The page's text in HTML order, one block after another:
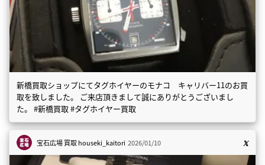
新橋買取ショップにてタグホイヤーのモナコ キャリバー11のお買
取を致しました。 ご来店頂きまして誠にありがとうございまし
た。 #新橋買取 #タグホイヤー買取
宝石広場 買取houseki_kaitori 2026/01/10